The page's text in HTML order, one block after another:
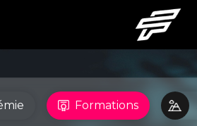
Formations